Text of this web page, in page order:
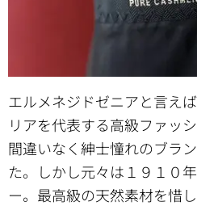
エルメネジドゼニアと言え
リアを代表する高級ファッ
間違いなく紳士憧れのブラ
た。しかし元々は１９１０
ー。最高級の天然素材を惜